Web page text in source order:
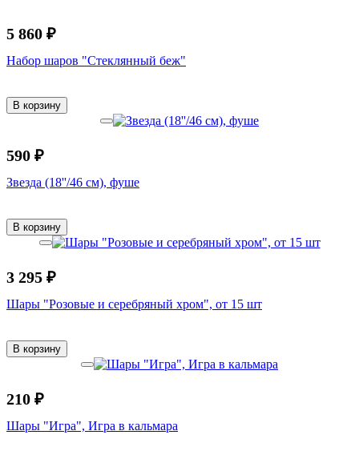
5 860 ₽
Набор шаров "Стеклянный беж"
В корзину
590 ₽
Звезда (18''/46 см), фуше
В корзину
3 295 ₽
Шары "Розовые и серебряный хром", от 15 шт
В корзину
210 ₽
Шары "Игра", Игра в кальмара